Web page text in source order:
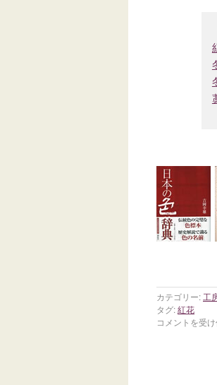
カテゴリー: 工
タグ:紅花
コメントを受